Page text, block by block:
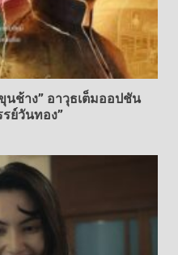
นช้าง” อาวุธเต็มออปชัน
ย์วันทอง”